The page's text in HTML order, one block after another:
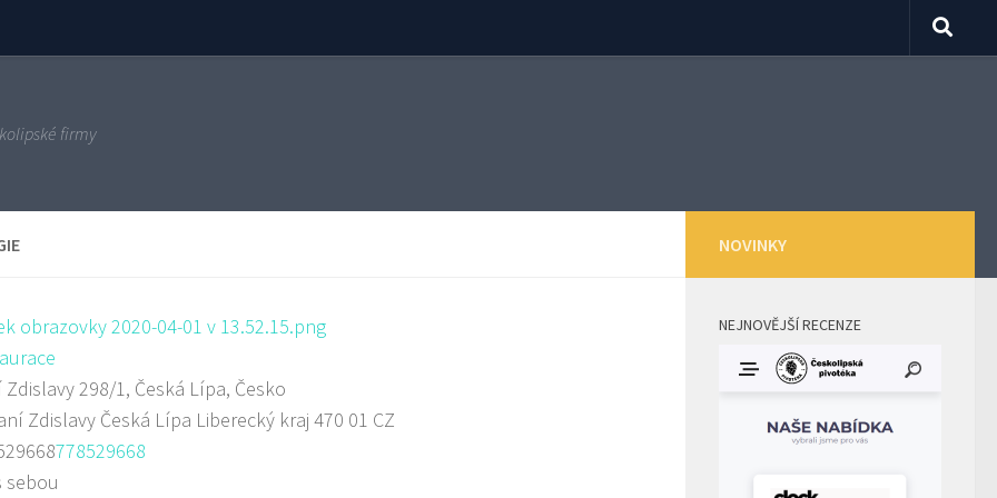
firmy
Zdislavy 298/1, Česká Lípa, Česko
Zdislavy Česká Lípa Liberecký kraj 470 01 CZ
778529668
sebou
NOVINKY
NEJNOVĚJŠÍ RECENZE